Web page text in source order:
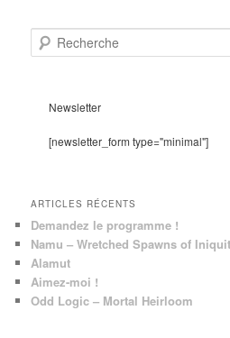
e
Newsletter
[newsletter_form type="minimal"]
ARTICLES RÉCENTS
Demandez le programme !
Namu – Wretched Spawns of
Alamut
Aimez-moi !
Odd Logic – Mortal Heirloom